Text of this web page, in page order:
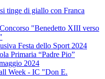
tinge di giallo con Franca
"Benedetto XIII verso
Festa dello Sport 2024
Primaria “Padre Pio”
2024
Week - IC "Don E.